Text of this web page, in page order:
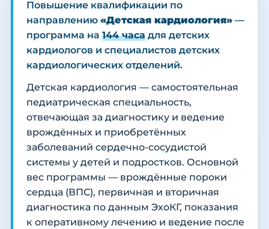
Повышение квалификации по
направлению «Детская кардиология» —
программа на 144 часа для детских
кардиологов и специалистов детских
кардиологических отделений.
Детская кардиология — самостоятельная
педиатрическая специальность,
отвечающая за диагностику и ведение
врождённых и приобретённых
заболеваний сердечно-сосудистой
системы у детей и подростков. Основной
вес программы — врождённые пороки
сердца (ВПС), первичная и вторичная
диагностика по данным ЭхоКГ, показания
к оперативному лечению и ведение после